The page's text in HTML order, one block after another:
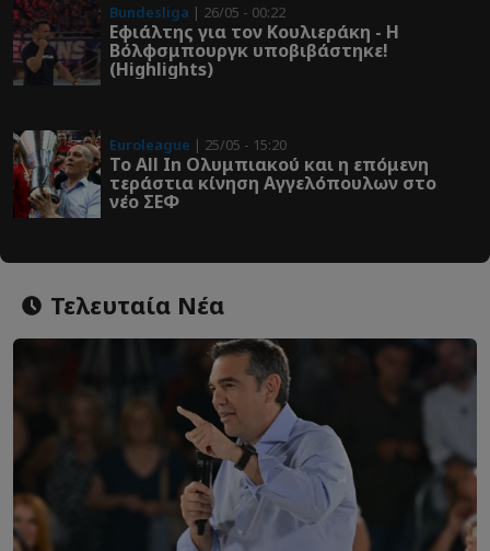
Bundesliga | 26/05 - 00:22
Εφιάλτης για τον Κουλιεράκη - Η
Βόλφσμπουργκ υποβιβάστηκε!
(Highlights)
Euroleague | 25/05 - 15:20
Το All In Ολυμπιακού και η επόμενη
τεράστια κίνηση Αγγελόπουλων στο
νέο ΣΕΦ
Τελευταία Νέα